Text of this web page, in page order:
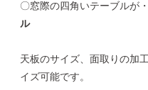
〇窓際の四角いテーブルが
ル
天板のサイズ、面取りの加
イズ可能です。